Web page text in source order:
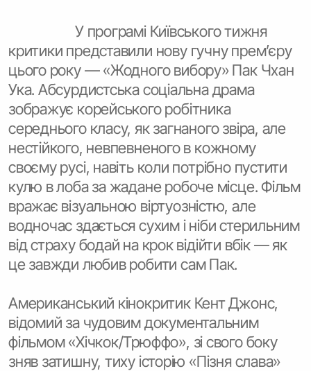
У програмі Київського тижня
критики представили нову гучну прем’єру
цього року — «Жодного вибору» Пак Чхан
Ука. Абсурдистська соціальна драма
зображує корейського робітника
середнього класу, як загнаного звіра, але
нестійкого, невпевненого в кожному
своєму русі, навіть коли потрібно пустити
кулю в лоба за жадане робоче місце. Фільм
вражає візуальною віртуозністю, але
водночас здається сухим і ніби стерильним
від страху бодай на крок відійти вбік — як
це завжди любив робити сам Пак.
Американський кінокритик Кент Джонс,
відомий за чудовим документальним
фільмом «Хічкок/Трюффо», зі свого боку
зняв затишну, тиху історію «Пізня слава»